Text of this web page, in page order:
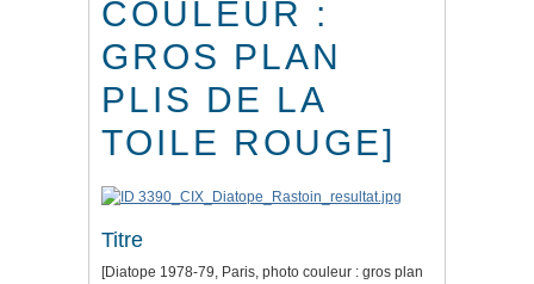
COULEUR :
GROS PLAN
PLIS DE LA
TOILE ROUGE]
Titre
[Diatope 1978-79, Paris, photo couleur : gros plan